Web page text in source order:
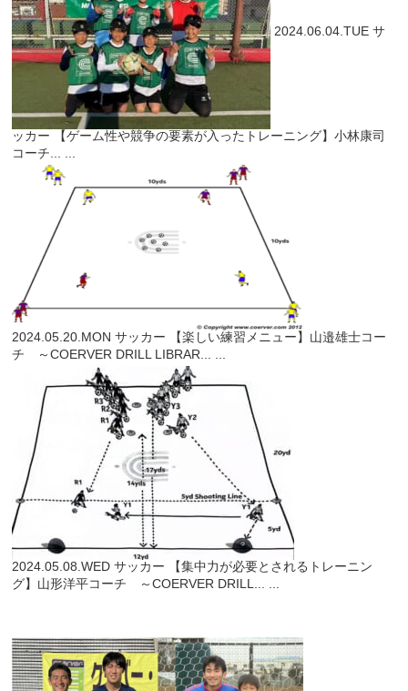
2024.06.04.TUE サ
ッカー
【ゲーム性や競争の要素が入ったトレーニング】小林康司
コーチ... ...
2024.05.20.MON サッカー
【楽しい練習メニュー】山邉雄士コー
チ ～COERVER DRILL LIBRAR... ...
2024.05.08.WED サッカー
【集中力が必要とされるトレーニン
グ】山形洋平コーチ ～COERVER DRILL... ...